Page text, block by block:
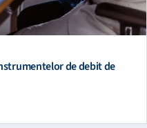
de debit de